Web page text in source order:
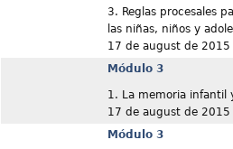
3. Reglas procesales
las niñas, niños y
17 de august de 2015
Módulo 3
1. La memoria infantil
17 de august de 2015
Módulo 3